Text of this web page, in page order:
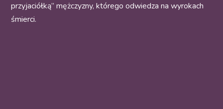
przyjaciółką” mężczyzny, którego odwiedza na wyrokach
śmierci.